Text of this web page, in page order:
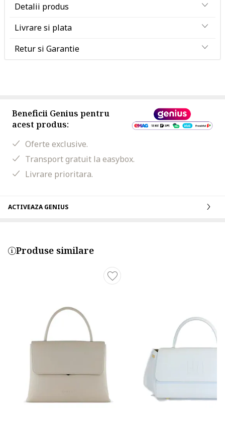
Detalii produs
Livrare si plata
Retur si Garantie
Beneficii Genius pentru
acest produs:
Oferte exclusive.
Transport gratuit la easybox.
Livrare prioritara.
ACTIVEAZA GENIUS
Produse similare